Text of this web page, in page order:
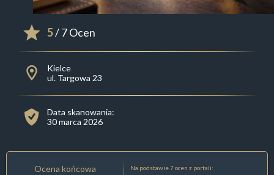
5/ 7 Ocen
Kielce
ul. Targowa 23
Data skanowania:
30 marca 2026
Ocena końcowa Na podstawie 7 ocen z portali: